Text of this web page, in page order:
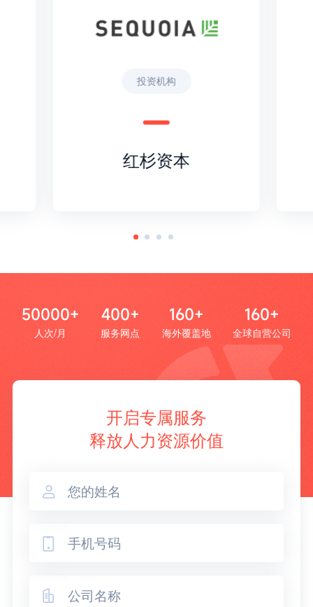
投资机构
红杉资本
50000+
人次/月
400+
服务网点
160+
海外覆盖地
160+
全球自营公司
开启专属服务
释放人力资源价值


